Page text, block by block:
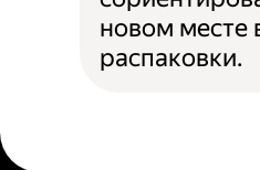
новом месте
распаковки.